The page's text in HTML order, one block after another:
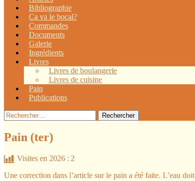
Bibliographie
Ça va le bocal?
Commandes
Documents
Galerie
Ingrédients
Livres
Livres de boulangerie
Livres de cuisine
Pain
Publications
Rechercher :
Pain (ter)
Visites en 2026 : 2
Une correction dans l’article sur le pain a été faite. L’eau